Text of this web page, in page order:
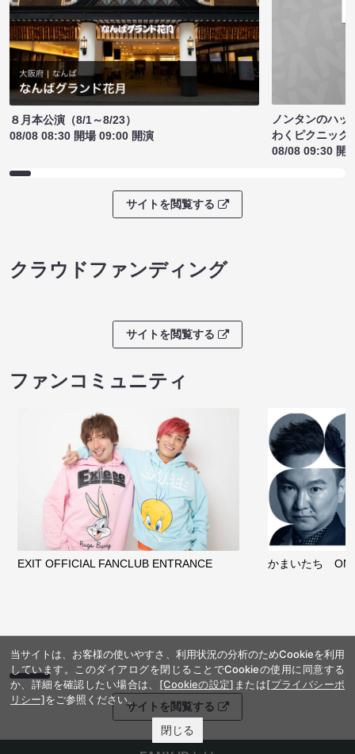
８月本公演（8/1～8/23）
08/08 08:30 開場 09:00 開演
ノンタンのハッ
わくピクニック
08/08 09:30 開
サイトを閲覧する
クラウドファンディング
サイトを閲覧する
ファンコミュニティ
EXIT OFFICIAL FANCLUB ENTRANCE かまいたち
サイトを閲覧する
当サイトは、お客様の使いやすさ、利用状況の分析のためCookieを利用
しています。このダイアログを閉じることでCookieの使用に同意する
か、詳細を確認したい場合は、 [Cookieの設定] または[プライバシーポ
リシー]をご参照ください。
閉じる